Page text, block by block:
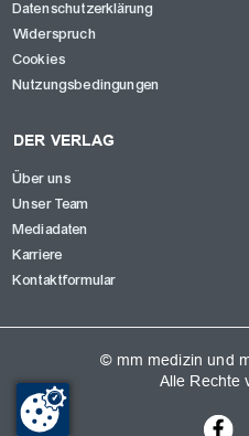
Datenschutzerklärung
Widerspruch
Cookies
Nutzungsbedingungen
DER VERLAG
Über uns
Unser Team
Mediadaten
Karriere
Kontaktformular
© mm medizin und
Alle Rechte